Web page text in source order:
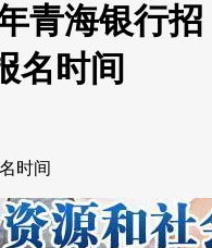
青海银行招
名时间
时间